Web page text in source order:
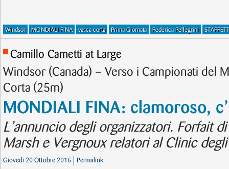
Windsor MONDIALI FINA vasca corta Prima Giornata Federica Pellegrini
Camillo Cametti at Large
Windsor (Canada) – Verso i Campionati del
Corta (25m)
MONDIALI FINA: clamoroso,
L’annuncio degli organizzatori. Forfait
Marsh e Vergnoux relatori al Clinic
Giovedì 20 Ottobre 2016 Permalink